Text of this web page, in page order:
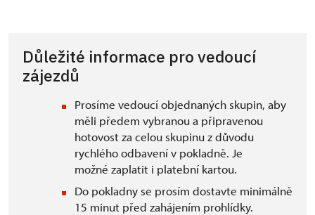
Důležité informace pro vedoucí
zájezdů
Prosíme vedoucí objednaných skupin, aby
měli předem vybranou a připravenou
hotovost za celou skupinu z důvodu
rychlého odbavení v pokladně. Je
možné zaplatit i platební kartou.
Do pokladny se prosím dostavte minimálně
15 minut před zahájením prohlídky.